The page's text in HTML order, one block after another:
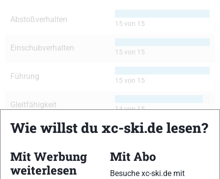
Abstoßverhalten 15 von 15
Einschubverhalten 15 von 15
Führung 15 von 15
Gleitfähigkeit 14 von 15
Handling
Kurvenverhalten
Wie willst du xc-ski.de lesen?
Mit Werbung
weiterlesen
Mit Abo
Besuche xc-ski.de mit